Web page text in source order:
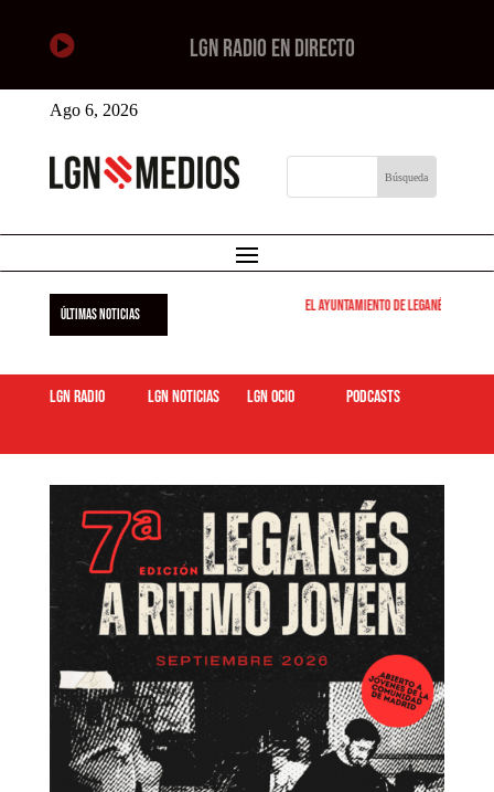
 LGN RADIO EN DIRECTO
Ago 6, 2026
ÚLTIMAS NOTICIAS El Ayuntamiento de Leganés pone
LGN Radio LGN Noticias LGN ocio podcasts